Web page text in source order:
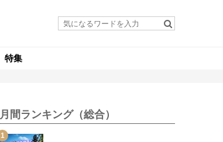
特集
月間ランキング（総合）